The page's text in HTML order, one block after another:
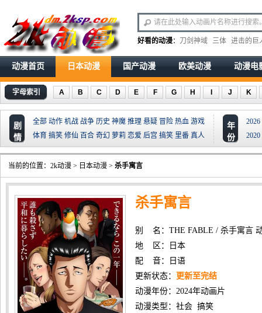
好看的动漫： 刀剑神域 三体 进击的巨
动漫首页 日本动漫 国产动漫 欧美动漫 动漫电
字母索引 A B C D E F G H J K
剧
情
全部 动作 机战 战争 历史 神魔 推理 悬疑 冒险 热血 游戏
体育 搞笑 修仙 百合 奇幻 萝莉 恋爱 后宫 搞笑 里番 真人
年
份
2026
2020
当前的位置： 2k动漫 > 日本动漫 > 杀手寓言
杀手寓言
别 名：THE FABLE / 杀手寓言
地 区：日本
配 音：日语
更新状态：
更新至完结
动漫年份： 2024年动画片
动漫类型： 社会 搞笑